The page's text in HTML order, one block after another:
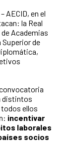
AECID, en el
la Real
Academias
Superior de
distintos
ellos
incentivar
laborales
socios